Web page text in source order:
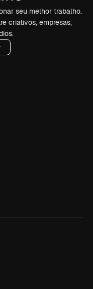
seu melhor trabalho.
criativos, empresas,